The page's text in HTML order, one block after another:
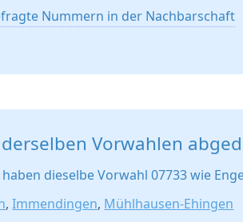
Nummern in der Nachbarschaft
Vorwahlen
dieselbe Vorwahl 07733 wie
,Immendingen, Mühlhausen-Ehingen